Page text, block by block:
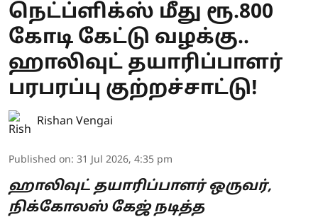
நெட்ப்ளிக்ஸ் மீது ரூ.800
கோடி கேட்டு வழக்கு..
ஹாலிவுட் தயாரிப்பாளர்
பரபரப்பு குற்றச்சாட்டு!
Rishan Vengai
Published on: 31 Jul 2026, 4:35 pm
ஹாலிவுட் தயாரிப்பாளர் ஒருவர்,
நிக்கோலஸ் கேஜ் நடித்த